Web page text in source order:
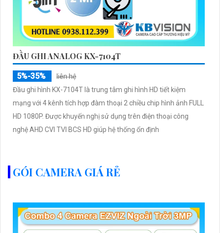
ĐẦU GHI ANALOG KX-7104T
5%-35%
liên hệ
Đầu ghi hình KX-7104T là trung tâm ghi hình HD tiết kiệm
mạng với 4 kênh tích hợp đàm thoại 2 chiều chip hình ảnh FULL
HD 1080P. Được khuyến nghị sử dụng trên điện thoại công
nghệ AHD CVI TVI BCS HD giúp hệ thống ổn định
GÓI CAMERA GIÁ RẺ